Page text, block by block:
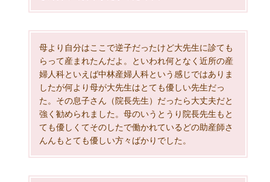
母より自分はここで逆子だったけど大先生に診ても
らって産まれたんだよ。といわれ何となく近所の産
婦人科といえば中林産婦人科という感じではありま
したが何より母が大先生はとても優しい先生だっ
た。その息子さん（院長先生）だったら大丈夫だと
強く勧められました。母のいうとうり院長先生もと
ても優しくてそのしたで働かれているどの助産師さ
んんもとても優しい方々ばかりでした。